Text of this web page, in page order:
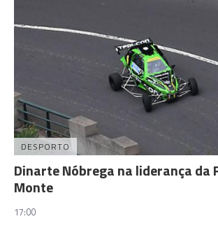
DESPORTO
Dinarte Nóbrega na liderança da
Monte
17:00